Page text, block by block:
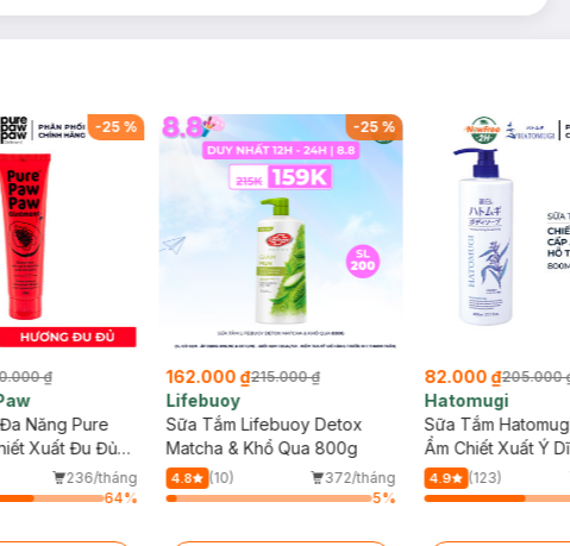
-25%
₫
Năng Pure
Xuất Đu Đủ
236/tháng
64%
-25%
162.000 ₫215.000 ₫
Lifebuoy
Sữa Tắm Lifebuoy Detox
Matcha & Khổ Qua 800g
4.8 (10)
372/tháng
5%
82.000 ₫205.000
Hatomugi
Sữa Tắm
Ẩm Chiết Xuất Ý
4.9 (123)